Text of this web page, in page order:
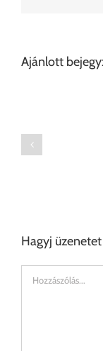
Ajánlott
Hagyj üzenetet